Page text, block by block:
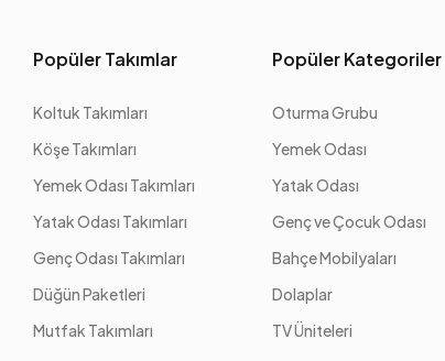
Popüler Takımlar
Koltuk Takımları
Köşe Takımları
Yemek Odası Takımları
Yatak Odası Takımları
Genç Odası Takımları
Düğün Paketleri
Mutfak Takımları
Popüler Kategoriler
Oturma Grubu
Yemek Odası
Yatak Odası
Genç ve Çocuk Odası
Bahçe Mobilyaları
Dolaplar
TV Üniteleri